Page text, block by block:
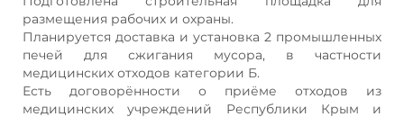
размещения рабочих и охраны.
Планируется доставка и установка 2 промышленных
печей для сжигания мусора, в частности
медицинских отходов категории Б.
Есть договорённости о приёме отходов из
медицинских учреждений Республики Крым и